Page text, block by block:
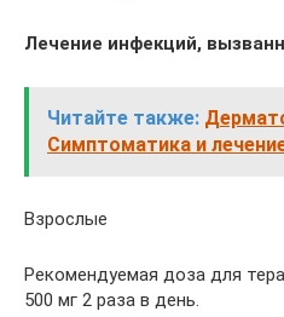
Лечение инфекций,
Читайте также:
Симптоматика и
Взрослые
Рекомендуемая доза для
500 мг 2 раза в день.